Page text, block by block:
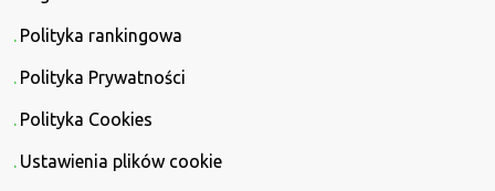
Polityka rankingowa
Polityka Prywatności
Polityka Cookies
Ustawienia plików cookie